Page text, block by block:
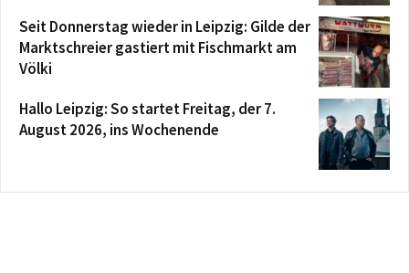
Seit Donnerstag wieder in Leipzig: Gilde der
Marktschreier gastiert mit Fischmarkt am
Völki
Hallo Leipzig: So startet Freitag, der 7.
August 2026, ins Wochenende